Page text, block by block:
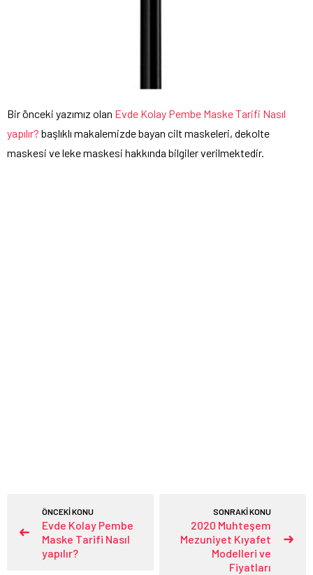
Bir önceki yazımız olan Evde Kolay Pembe Maske Tarifi Nasıl
yapılır? başlıklı makalemizde bayan cilt maskeleri, dekolte
maskesi ve leke maskesi hakkında bilgiler verilmektedir.
ÖNCEKİ KONU
Evde Kolay Pembe
Maske Tarifi Nasıl
yapılır?
SONRAKİ KONU
2020 Muhteşem
Mezuniyet Kıyafet
Modelleri ve
Fiyatları